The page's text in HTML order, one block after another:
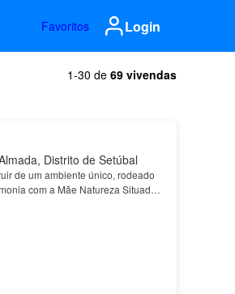
Favoritos Login
1-30 de 69 vivendas
Distrito de Setúbal
de um ambiente único, rodeado
com a Mãe Natureza Situado
prestigiadas…